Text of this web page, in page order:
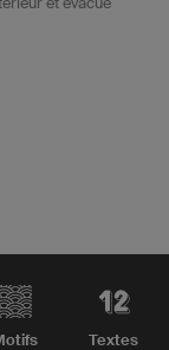
Textes